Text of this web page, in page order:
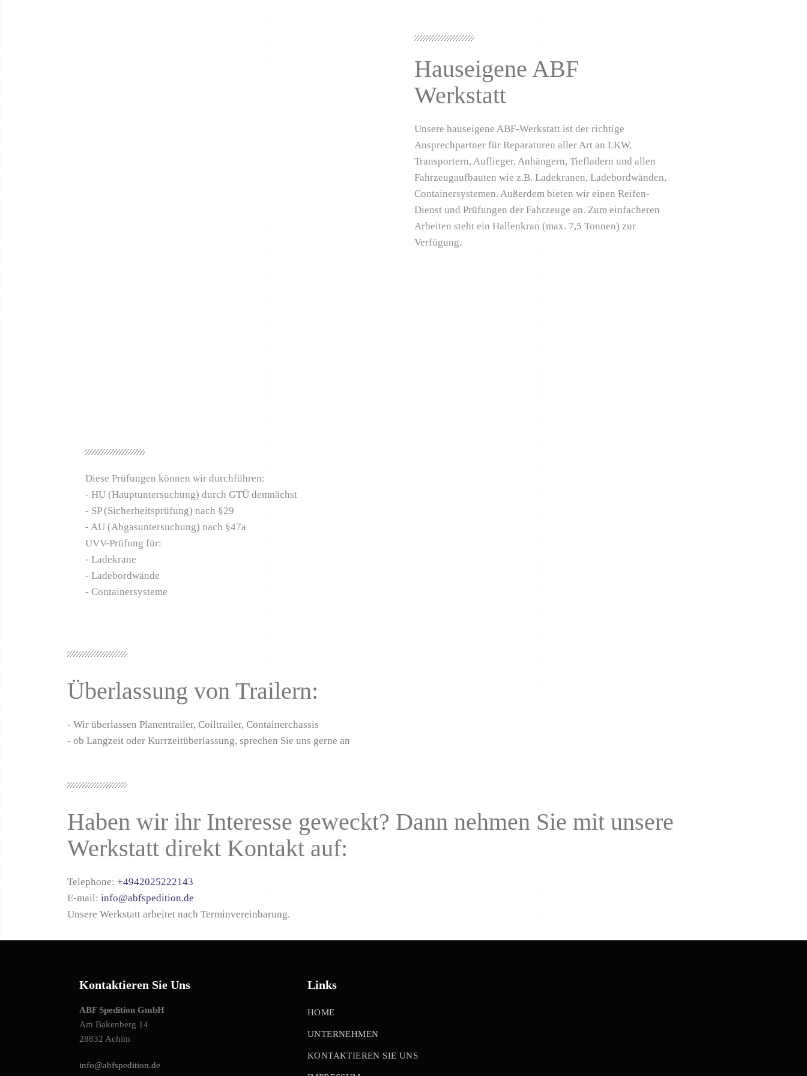
Hauseigene ABF
Werkstatt
Unsere hauseigene ABF-Werkstatt ist der richtige
Ansprechpartner für Reparaturen aller Art an LKW,
Transportern, Auflieger, Anhängern, Tiefladern und allen
Fahrzeugaufbauten wie z.B. Ladekranen, Ladebordwänden,
Containersystemen. Außerdem bieten wir einen Reifen-
Dienst und Prüfungen der Fahrzeuge an. Zum einfacheren
Arbeiten steht ein Hallenkran (max. 7,5 Tonnen) zur
Verfügung.
Diese Prüfungen können wir durchführen:
- HU (Hauptuntersuchung) durch GTÜ demnächst
- SP (Sicherheitsprüfung) nach §29
- AU (Abgasuntersuchung) nach §47a
UVV-Prüfung für:
- Ladekrane
- Ladebordwände
- Containersysteme
Überlassung von Trailern:
- Wir überlassen Planentrailer, Coiltrailer, Containerchassis
- ob Langzeit oder Kurrzeitüberlassung, sprechen Sie uns gerne an
Haben wir ihr Interesse geweckt? Dann nehmen Sie mit unsere
Werkstatt direkt Kontakt auf:
Telephone: +4942025222143
E-mail: info@abfspedition.de
Unsere Werkstatt arbeitet nach Terminvereinbarung.
Kontaktieren Sie Uns
ABF Spedition GmbH
Am Bakenberg 14
28832 Achim
info@abfspedition.de
Links
HOME
UNTERNEHMEN
KONTAKTIEREN SIE UNS